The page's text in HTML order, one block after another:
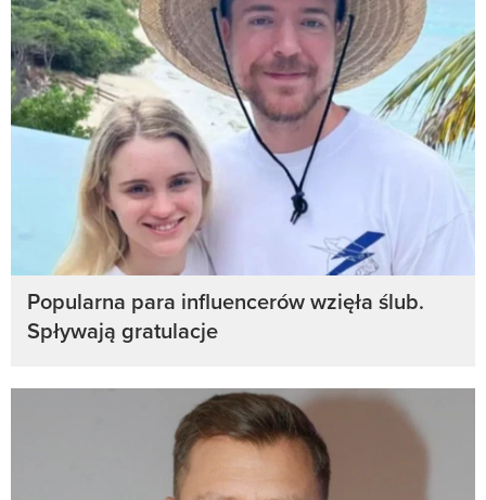
Popularna para influencerów wzięła ślub.
Spływają gratulacje